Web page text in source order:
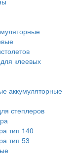
клеевых
аккумуляторные
степлеров
тип 140
тип 53